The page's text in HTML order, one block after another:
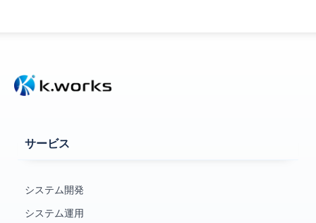
サービス
システム開発
システム運用